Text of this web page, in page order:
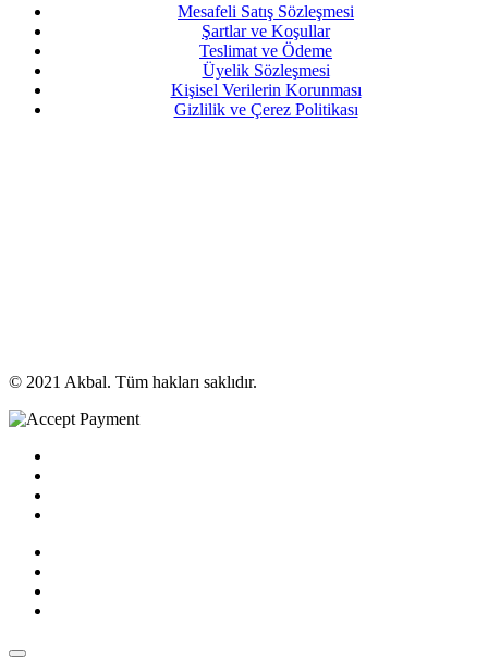
Mesafeli Satış Sözleşmesi
Şartlar ve Koşullar
Teslimat ve Ödeme
Üyelik Sözleşmesi
Kişisel Verilerin Korunması
Gizlilik ve Çerez Politikası
© 2021 Akbal. Tüm hakları saklıdır.